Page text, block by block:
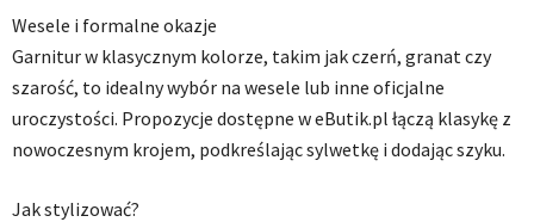
Wesele i formalne okazje
Garnitur w klasycznym kolorze, takim jak czerń, granat czy
szarość, to idealny wybór na wesele lub inne oficjalne
uroczystości. Propozycje dostępne w eButik.pl łączą klasykę z
nowoczesnym krojem, podkreślając sylwetkę i dodając szyku.
Jak stylizować?